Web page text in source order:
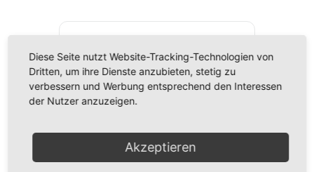
DATUM
03. Apr.. 2025
Vorbei!
UHRZEIT
18:00 - 21:00
Diese Seite nutzt Website-Tracking-Technologien von
Dritten, um ihre Dienste anzubieten, stetig zu
verbessern und Werbung entsprechend den Interessen
der Nutzer anzuzeigen.
Akzeptieren